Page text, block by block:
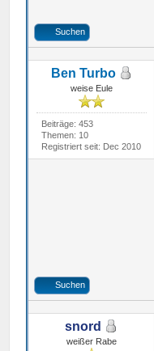
Suchen
Ben Turbo
weise Eule
Beiträge: 453
Themen: 10
Registriert seit: Dec 2010
Suchen
snord
weißer Rabe